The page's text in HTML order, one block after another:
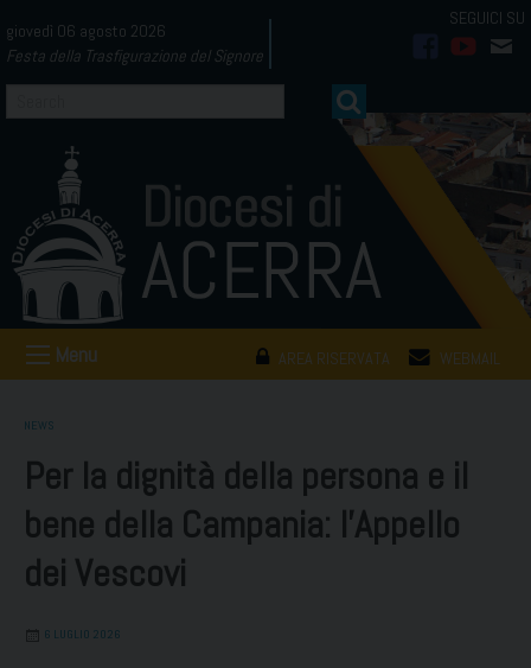
to
content
giovedì 06 agosto 2026
Festa della Trasfigurazione del Signore
AREA RISERVATA WEBMAIL
Menu
NEWS
Per la dignità della persona e il
bene della Campania: l’Appello
dei Vescovi
6 LUGLIO 2026